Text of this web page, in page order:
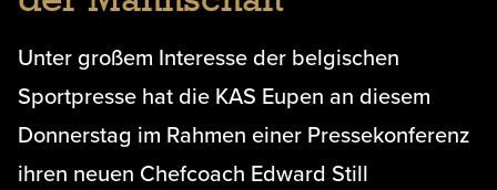
Unter großem Interesse der belgischen
Sportpresse hat die KAS Eupen an diesem
Donnerstag im Rahmen einer Pressekonferenz
ihren neuen Chefcoach Edward Still